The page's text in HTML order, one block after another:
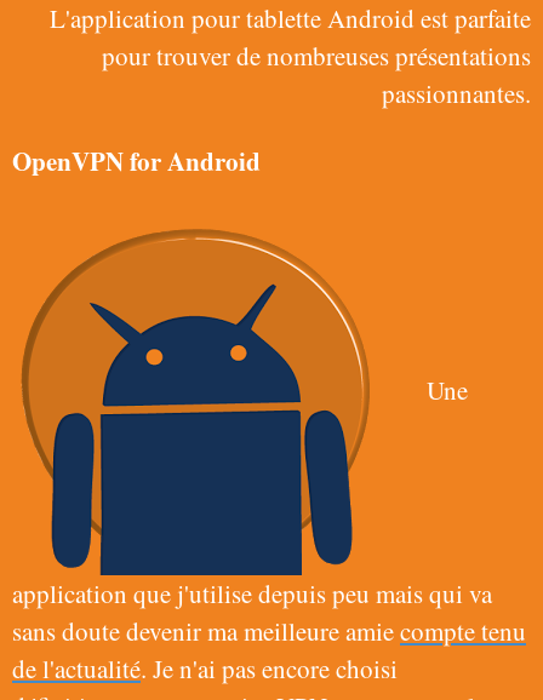
L'application pour tablette Android est parfaite
pour trouver de nombreuses présentations
passionnantes.
OpenVPN for Android
Une
application que j'utilise depuis peu mais qui va
sans doute devenir ma meilleure amiecompte tenu
de l'actualité. Je n'ai pas encore choisi